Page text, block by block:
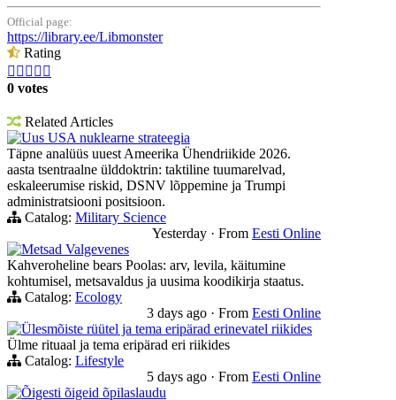
Official page:
https://library.ee/Libmonster
Rating
    
0 votes
Related Articles
Uus USA nuklearne strateegia
Täpne analüüs uuest Ameerika Ühendriikide 2026.
aasta tsentraalne ülddoktrin: taktiline tuumarelvad,
eskaleerumise riskid, DSNV lõppemine ja Trumpi
administratsiooni positsioon.
Catalog: Military Science
Yesterday · From Eesti Online
Metsad Valgevenes
Kahveroheline bears Poolas: arv, levila, käitumine
kohtumisel, metsavaldus ja uusima koodikirja staatus.
Catalog: Ecology
3 days ago · From Eesti Online
Ülesmõiste rüütel ja tema eripärad erinevatel riikides
Ülme rituaal ja tema eripärad eri riikides
Catalog: Lifestyle
5 days ago · From Eesti Online
Õigesti õigeid õpilaslaudu